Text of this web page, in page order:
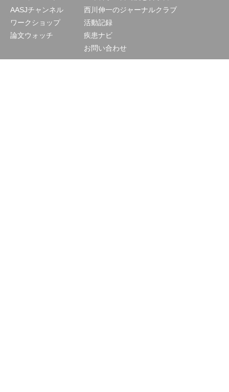
AASJチャンネル
ワークショップ
論文ウォッチ
西川伸一のジャーナルクラブ
活動記録
疾患ナビ
お問い合わせ